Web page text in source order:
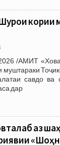
Шурои
/АМИТ
савдо ва
дар
аз